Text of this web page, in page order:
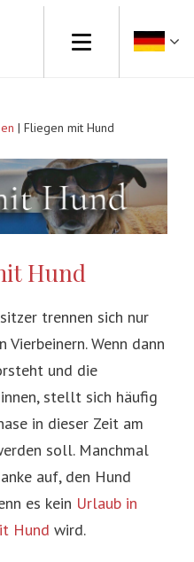
| Fliegen mit Hund
Hund
trennen sich nur
Wenn dann
und die
stellt sich häufig
in dieser Zeit am
soll. Manchmal
auf, den Hund
es kein Urlaub in
Hund wird.